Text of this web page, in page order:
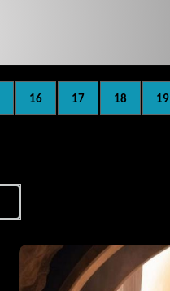
16 17 18 19